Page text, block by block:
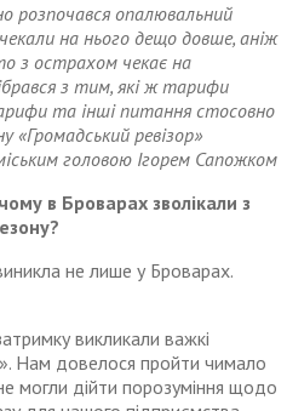
розпочався опалювальний
на нього дещо довше, аніж
з острахом чекає на
з тим, які ж тарифи
та інші питання стосовно
«Громадський ревізор»
головою Ігорем Сапожком
в Броварах зволікали з
не лише у Броварах.
викликали важкі
Нам довелося пройти чимало
могли дійти порозуміння щодо